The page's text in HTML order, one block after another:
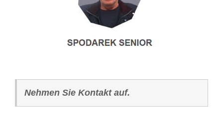
Nehmen Sie Kontakt auf.